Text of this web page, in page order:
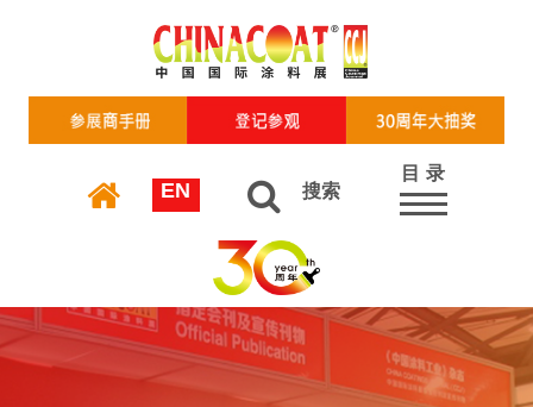
EN 搜索
目 录